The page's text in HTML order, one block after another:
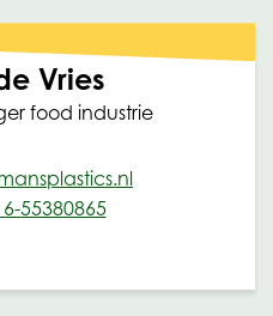
Vries
food industrie
55380865